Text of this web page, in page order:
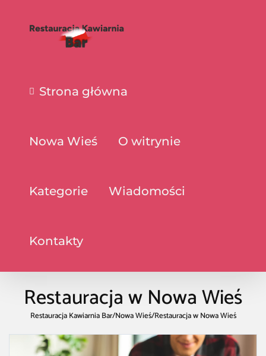
Strona główna
Nowa Wieś O witrynie
Kategorie Wiadomości
Kontakty
Restauracja w Nowa Wieś
Restauracja Kawiarnia Bar/Nowa Wieś/Restauracja w Nowa Wieś